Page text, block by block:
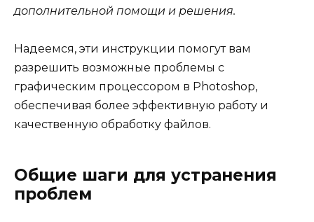
дополнительной помощи и решения.
Надеемся, эти инструкции помогут вам
разрешить возможные проблемы с
графическим процессором в Photoshop,
обеспечивая более эффективную работу и
качественную обработку файлов.
Общие шаги для устранения
проблем